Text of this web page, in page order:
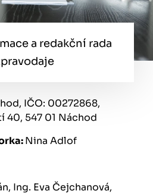
a redakční rada
IČO: 00272868,
40, 547 01 Náchod
Nina Adlof
Ing. Eva Čejchanová,